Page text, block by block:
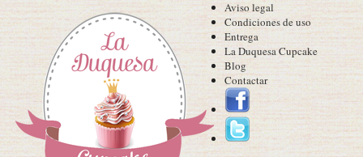
Aviso legal
Condiciones de uso
Entrega
La Duquesa Cupcake
Blog
Contactar